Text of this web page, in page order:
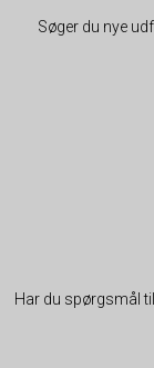
Søger du nye
Har du spørgsmål